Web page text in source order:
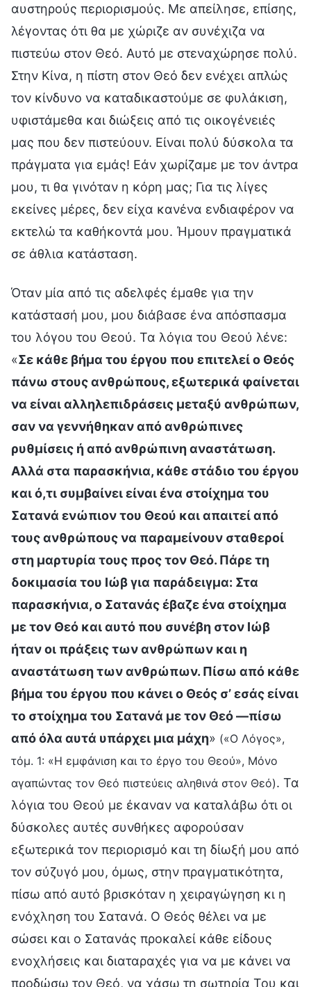
αυστηρούς περιορισμούς. Με απείλησε, επίσης,
λέγοντας ότι θα με χώριζε αν συνέχιζα να
πιστεύω στον Θεό. Αυτό με στεναχώρησε πολύ.
Στην Κίνα, η πίστη στον Θεό δεν ενέχει απλώς
τον κίνδυνο να καταδικαστούμε σε φυλάκιση,
υφιστάμεθα και διώξεις από τις οικογένειές
μας που δεν πιστεύουν. Είναι πολύ δύσκολα τα
πράγματα για εμάς! Εάν χωρίζαμε με τον άντρα
μου, τι θα γινόταν η κόρη μας; Για τις λίγες
εκείνες μέρες, δεν είχα κανένα ενδιαφέρον να
εκτελώ τα καθήκοντά μου. Ήμουν πραγματικά
σε άθλια κατάσταση.
Όταν μία από τις αδελφές έμαθε για την
κατάστασή μου, μου διάβασε ένα απόσπασμα
του λόγου του Θεού. Τα λόγια του Θεού λένε:
«Σε κάθε βήμα του έργου που επιτελεί ο Θεός
πάνω στους ανθρώπους, εξωτερικά φαίνεται
να είναι αλληλεπιδράσεις μεταξύ ανθρώπων,
σαν να γεννήθηκαν από ανθρώπινες
ρυθμίσεις ή από ανθρώπινη αναστάτωση.
Αλλά στα παρασκήνια, κάθε στάδιο του έργου
και ό,τι συμβαίνει είναι ένα στοίχημα του
Σατανά ενώπιον του Θεού και απαιτεί από
τους ανθρώπους να παραμείνουν σταθεροί
στη μαρτυρία τους προς τον Θεό. Πάρε τη
δοκιμασία του Ιώβ για παράδειγμα: Στα
παρασκήνια, ο Σατανάς έβαζε ένα στοίχημα
με τον Θεό και αυτό που συνέβη στον Ιώβ
ήταν οι πράξεις των ανθρώπων και η
αναστάτωση των ανθρώπων. Πίσω από κάθε
βήμα του έργου που κάνει ο Θεός σ’ εσάς είναι
το στοίχημα του Σατανά με τον Θεό —πίσω
από όλα αυτά υπάρχει μια μάχη» («Ο Λόγος»,
τόμ. 1: «Η εμφάνιση και το έργο του Θεού», Μόνο
αγαπώντας τον Θεό πιστεύεις αληθινά στον Θεό). Τα
λόγια του Θεού με έκαναν να καταλάβω ότι οι
δύσκολες αυτές συνθήκες αφορούσαν
εξωτερικά τον περιορισμό και τη δίωξή μου από
τον σύζυγό μου, όμως, στην πραγματικότητα,
πίσω από αυτό βρισκόταν η χειραγώγηση κι η
ενόχληση του Σατανά. Ο Θεός θέλει να με
σώσει και ο Σατανάς προκαλεί κάθε είδους
ενοχλήσεις και διαταραχές για να με κάνει να
προδώσω τον Θεό, να χάσω τη σωτηρία Του και